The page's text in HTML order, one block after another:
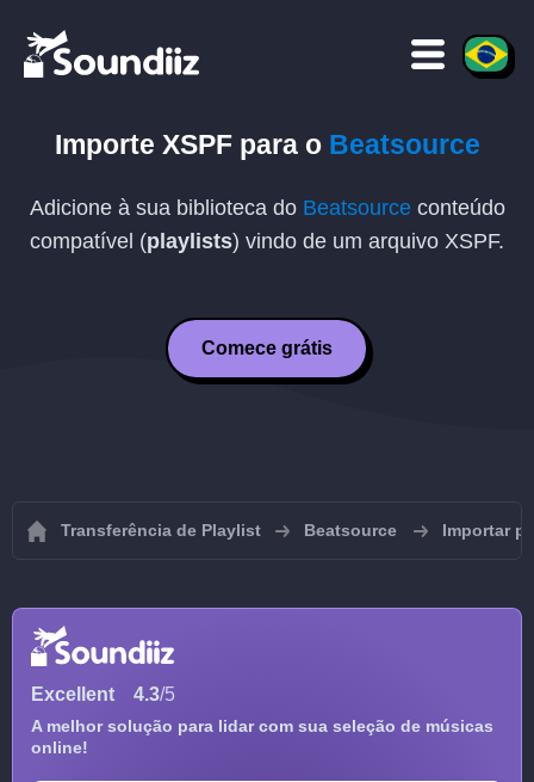
Importe XSPFpara o Beatsource
Adicione à sua biblioteca do Beatsourceconteúdo
compatível (playlists) vindo de um arquivo XSPF.
Comece grátis
Transferência de Playlist Beatsource Importar
Excellent 4.3/5
A melhor solução para lidar com sua seleção de músicas
online!